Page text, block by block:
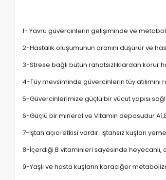
1- Yavru güvercinlerin gelişiminde ve
2-Hastalık oluşumunun oranını düşürür ve
3-Strese bağlı bütün rahatsızlıklardan korur
4-Tüy mevsiminde güvercinlerin tüy atılımını
5-Güvercinlerimize güçlü bir vücut yapısı
6-Güçlü bir mineral ve Vitamin deposudur
7-İştah açıcı etkisi vardır. İştahsız kuşları
8-İçerdiği B vitaminleri sayesinde heyecanlı,
9-Yaşlı ve hasta kuşların karaciğer